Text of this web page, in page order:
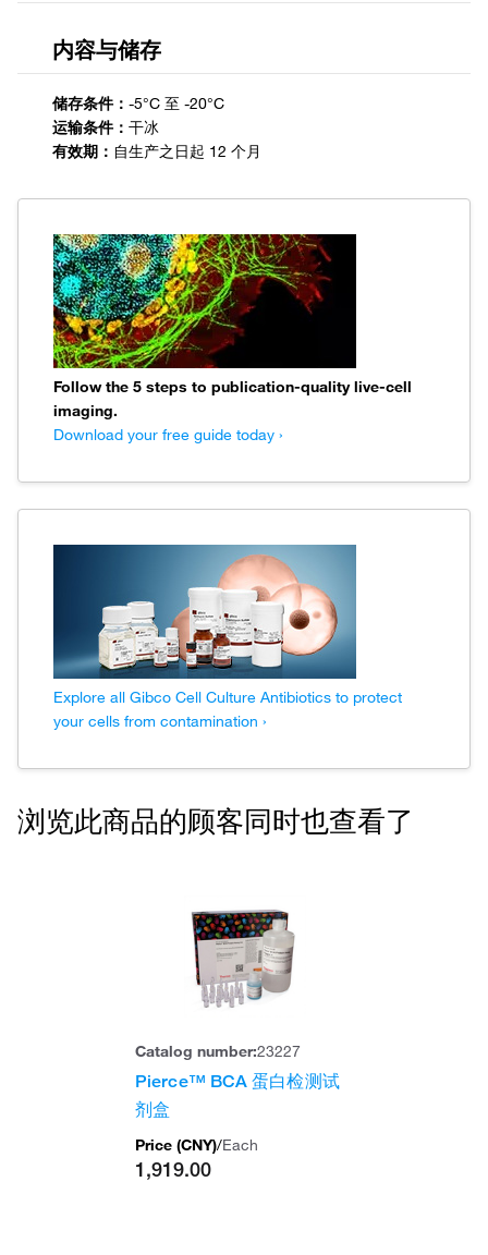
内容与储存
储存条件：
运输条件：
有效期：
Follow the 5 steps to publication-quality live-cell
imaging.
Download your free guide today ›
Explore all Gibco Cell Culture Antibiotics to protect
your cells from contamination ›
浏览此商品的顾客同时也查看了
Catalog number:23227
Pierce™ BCA 蛋白检测试
剂盒
Price (CNY)/Each
1,919.00